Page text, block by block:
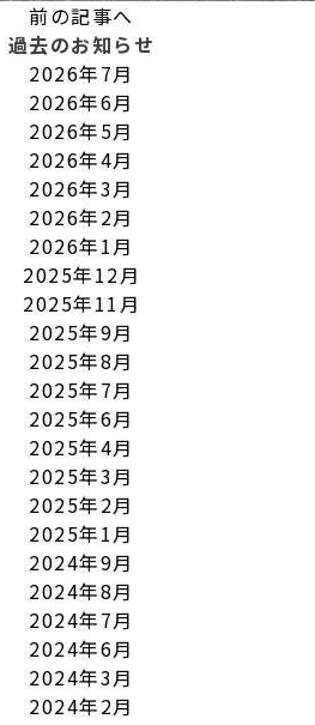
前の記事へ
過去のお知らせ
2026年7月
2026年6月
2026年5月
2026年4月
2026年3月
2026年2月
2026年1月
2025年12月
2025年11月
2025年9月
2025年8月
2025年7月
2025年6月
2025年4月
2025年3月
2025年2月
2025年1月
2024年9月
2024年8月
2024年7月
2024年6月
2024年3月
2024年2月